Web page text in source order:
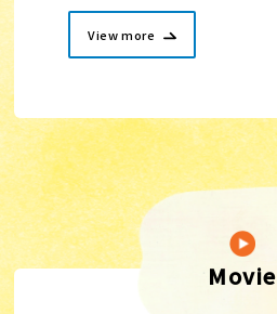
View more
Movie